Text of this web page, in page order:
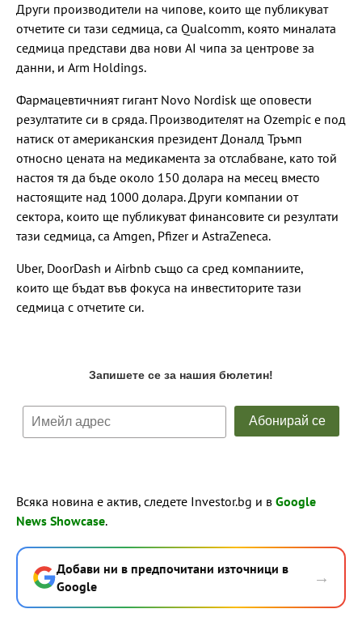
Други производители на чипове, които ще публикуват
отчетите си тази седмица, са Qualcomm, която миналата
седмица представи два нови AI чипа за центрове за
данни, и Arm Holdings.
Фармацевтичният гигант Novo Nordisk ще оповести
резултатите си в сряда. Производителят на Ozempic е под
натиск от американския президент Доналд Тръмп
относно цената на медикамента за отслабване, като той
настоя тя да бъде около 150 долара на месец вместо
настоящите над 1000 долара. Други компании от
сектора, които ще публикуват финансовите си резултати
тази седмица, са Amgen, Pfizer и AstraZeneca.
Uber, DoorDash и Airbnb също са сред компаниите,
които ще бъдат във фокуса на инвеститорите тази
седмица с отчетите си.
Всяка новина е актив, следете Investor.bg и в Google
News Showcase.
Добави ни в предпочитани източници в
Google
→